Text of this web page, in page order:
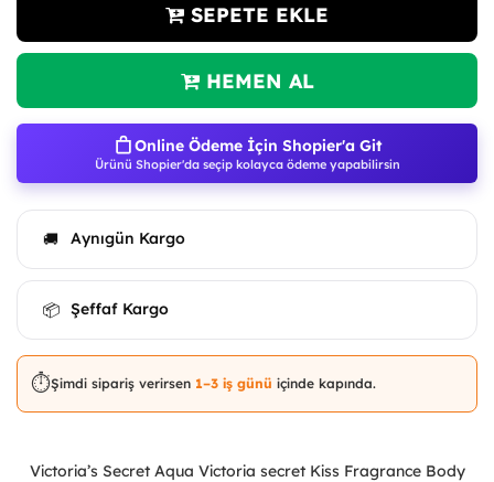
SEPETE EKLE
HEMEN AL
Online Ödeme İçin Shopier'a Git
Ürünü Shopier'da seçip kolayca ödeme yapabilirsin
🚚 Aynıgün Kargo
📦 Şeffaf Kargo
⏱️Şimdi sipariş verirsen 1–3 iş günü içinde kapında.
Victoria’s Secret Aqua Victoria secret Kiss Fragrance Body